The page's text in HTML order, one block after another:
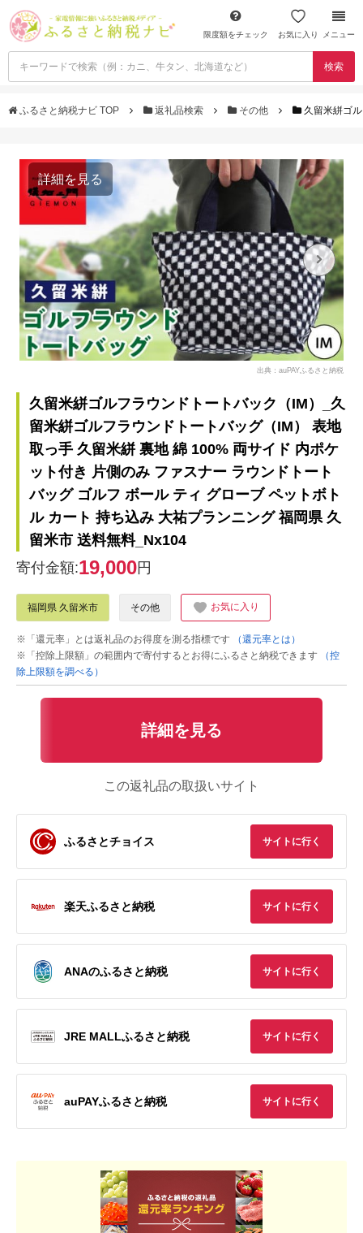
限度額をチェック お気に入り メニュー
検索
ふるさと納税ナビ TOP 返礼品検索 その他 久留米絣ゴ
詳細を見る
出典：auPAYふるさと納税
久留米絣ゴルフラウンドトートバック（IM）_久
留米絣ゴルフラウンドトートバッグ（IM） 表地
取っ手 久留米絣 裏地 綿 100% 両サイド 内ポケ
ット付き 片側のみ ファスナー ラウンドトート
バッグ ゴルフ ボール ティ グローブ ペットボト
ル カート 持ち込み 大祐プランニング 福岡県 久
留米市 送料無料_Nx104
寄付金額:19,000円
福岡県 久留米市 その他 お気に入り
※「還元率」とは返礼品のお得度を測る指標です
（還元率とは）
※「控除上限額」の範囲内で寄付するとお得にふるさと納税できます
（控
除上限額を調べる）
詳細を見る
この返礼品の取扱いサイト
ふるさとチョイス サイトに行く
楽天ふるさと納税 サイトに行く
ANAのふるさと納税 サイトに行く
JRE MALLふるさと納税 サイトに行く
auPAYふるさと納税 サイトに行く